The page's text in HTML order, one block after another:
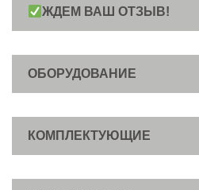
ЖДЕМ ВАШ ОТЗЫВ!
ОБОРУДОВАНИЕ
КОМПЛЕКТУЮЩИЕ